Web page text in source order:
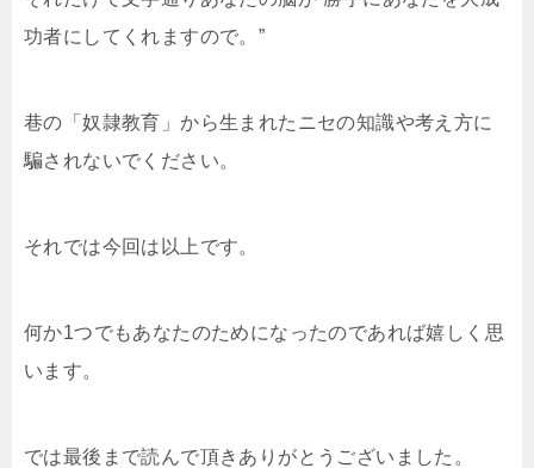
功者にしてくれますので。”
巷の「奴隷教育」から生まれたニセの知識や考え方に
騙されないでください。
それでは今回は以上です。
何か1つでもあなたのためになったのであれば嬉しく思
います。
では最後まで読んで頂きありがとうございました。